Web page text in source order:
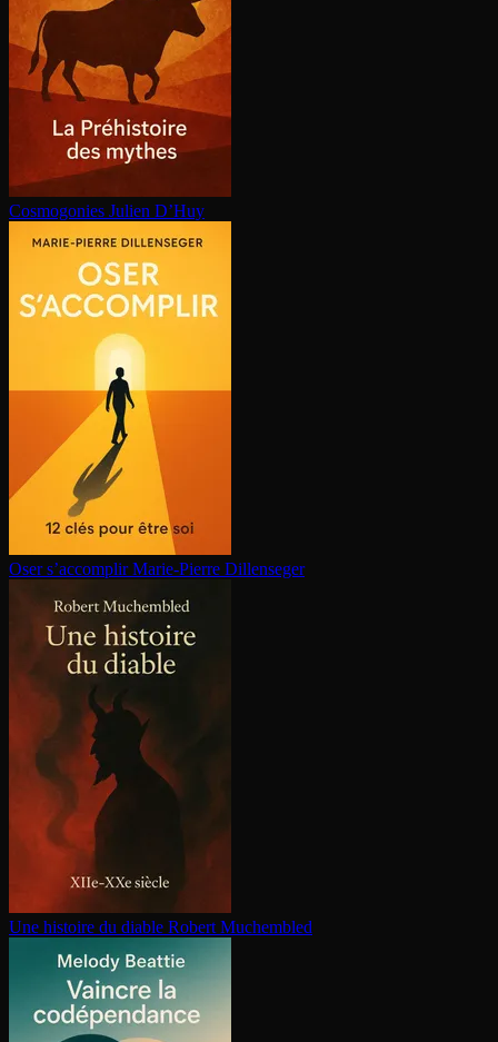
Cosmogonies Julien D’Huy
Oser s’accomplir Marie-Pierre Dillenseger
Une histoire du diable Robert Muchembled